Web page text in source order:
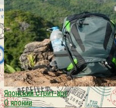
Японский стрит-арт
О японии